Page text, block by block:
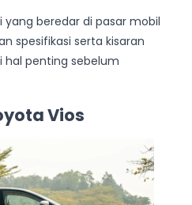
beredar di pasar mobil
spesifikasi serta kisaran
penting sebelum
Vios